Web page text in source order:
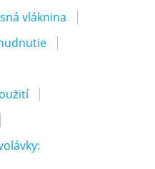
vláknina